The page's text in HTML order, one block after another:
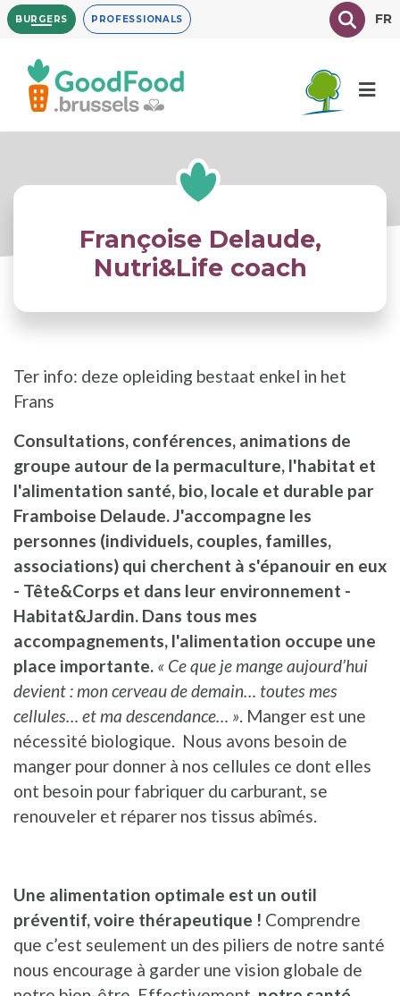
Overslaan
en
inhoud
gaan
BURGERS PROFESSIONALS TexteFR
Françoise Delaude,
Nutri&Life coach
Ter info: deze opleiding bestaat enkel in het
Frans
Consultations, conférences, animations de
groupe autour de la permaculture, l'habitat et
l'alimentation santé, bio, locale et durable par
Framboise Delaude. J'accompagne les
personnes (individuels, couples, familles,
associations) qui cherchent à s'épanouir en eux
- Tête&Corps et dans leur environnement -
Habitat&Jardin. Dans tous mes
accompagnements, l'alimentation occupe une
place importante. « Ce que je mange aujourd’hui
devient : mon cerveau de demain… toutes mes
cellules… et ma descendance… ». Manger est une
nécessité biologique. Nous avons besoin de
manger pour donner à nos cellules ce dont elles
ont besoin pour fabriquer du carburant, se
renouveler et réparer nos tissus abîmés.
Une alimentation optimale est un outil
préventif, voire thérapeutique ! Comprendre
que c’est seulement un des piliers de notre santé
nous encourage à garder une vision globale de